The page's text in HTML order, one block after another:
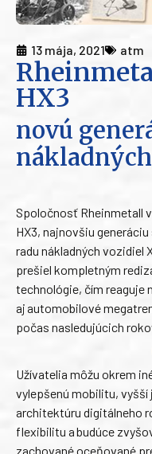
13 mája, 2021 atm
HX3
novú
Spoločnosť Rheinmetall
HX3, najnovšiu
radu nákladných vozidiel
prešiel kompletným
technológie, čím reaguje
aj automobilové
počas nasledujúcich
Užívatelia môžu okrem
vylepšenú mobilitu,
architektúru digitálneho
flexibilitu a budúce
zachované oceňované